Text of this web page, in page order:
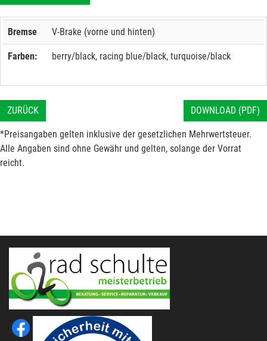
Bremse V-Brake (vorne und hinten)
Farben: berry/black, racing blue/black, turquoise/black
ZURÜCK DOWNLOAD (PDF)
*Preisangaben gelten inklusive der gesetzlichen Mehrwertsteuer.
Alle Angaben sind ohne Gewähr und gelten, solange der Vorrat
reicht.